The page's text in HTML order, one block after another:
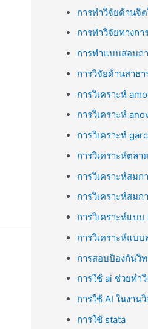
การทำวิจัยด้านจิ
การทำวิจัยทางก
การทำแบบสอบถ
การวิจัยด้านสาธ
การวิเคราะห์
การวิเคราะห์
การวิเคราะห์
การวิเคราะห์ตลาด
การวิเคราะห์สมก
การวิเคราะห์สมก
การวิเคราะห์แบบ
การวิเคราะห์แบ
การสอบป้องกันวิ
การใช้ ai ช่วยทำ
การใช้ AI ในงาน
การใช้ stata